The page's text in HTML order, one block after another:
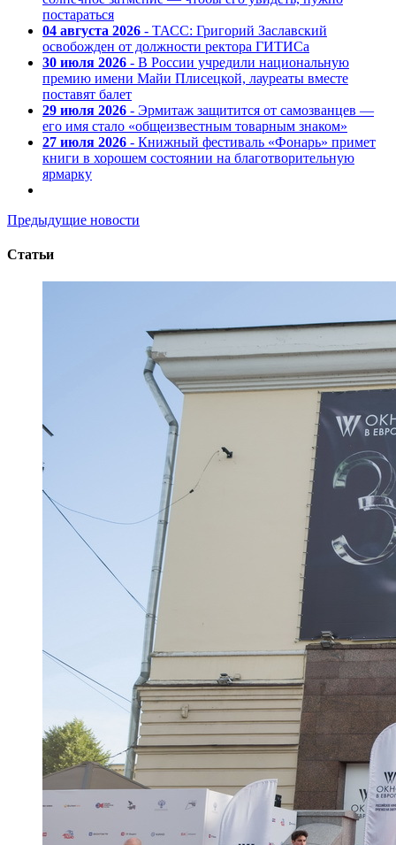
постараться
04 августа 2026 - ТАСС: Григорий Заславский
освобожден от должности ректора ГИТИСа
30 июля 2026 - В России учредили национальную
премию имени Майи Плисецкой, лауреаты вместе
поставят балет
29 июля 2026 - Эрмитаж защитится от самозванцев —
его имя стало «общеизвестным товарным знаком»
27 июля 2026 - Книжный фестиваль «Фонарь» примет
книги в хорошем состоянии на благотворительную
ярмарку
Предыдущие новости
Статьи